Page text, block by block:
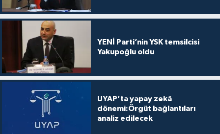
YENİ Parti’nin YSK temsilcisi
Yakupoğlu oldu
UYAP’ta yapay zekâ
dönemi:Örgüt bağlantıları
analiz edilecek